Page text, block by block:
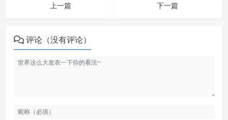
上一篇
下一篇
评论（没有评论）